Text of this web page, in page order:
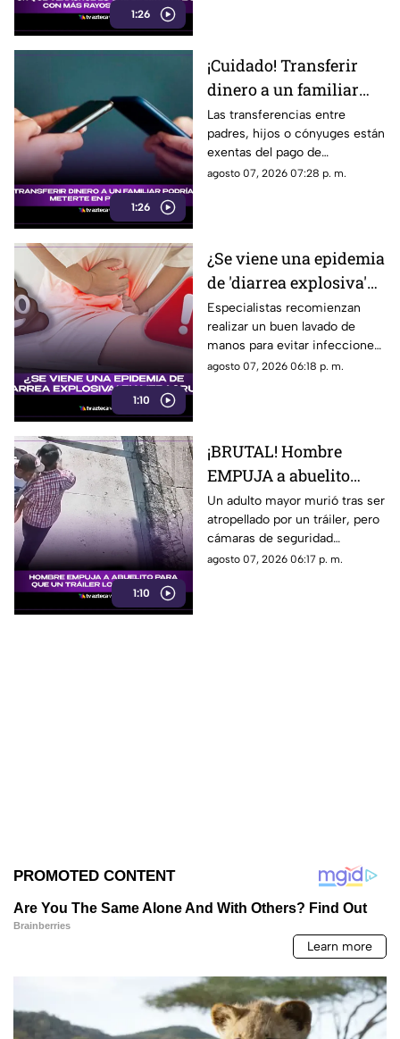
1:26
1:26
¡Cuidado! Transferir
dinero a un familiar
podría meterte en
problemas; esto se sabe
Las transferencias entre
padres, hijos o cónyuges están
exentas del pago de
impuestos, siempre que se
agosto 07, 2026 07:28 p. m.
1:10
¿Se viene una epidemia
de 'diarrea explosiva'
en Veracruz? Esto se
sabe
Especialistas recomienzan
realizar un buen lavado de
manos para evitar infecciones
que puedan desatar la famosa
agosto 07, 2026 06:18 p. m.
1:10
¡BRUTAL! Hombre
EMPUJA a abuelito
para que un tráiler lo
atropellara
Un adulto mayor murió tras ser
atropellado por un tráiler, pero
cámaras de seguridad
captaron el momento previo y
agosto 07, 2026 06:17 p. m.